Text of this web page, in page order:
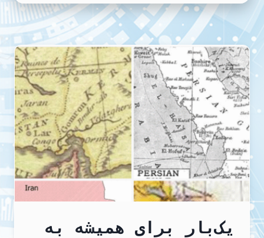
با
کمپین
نه
به
اعدام
در
زندانهای
ایران
یک‌بار برای همیشه به